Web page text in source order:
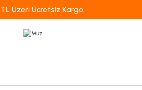
Üzeri Ücretsiz Kargo